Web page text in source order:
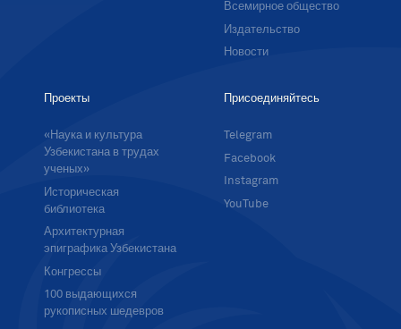
Всемирное общество
Издательство
Новости
Проекты
«Наука и культура
Узбекистана в трудах
ученых»
Историческая
библиотека
Архитектурная
эпиграфика Узбекистана
Конгрессы
100 выдающихся
рукописных шедевров
Присоединяйтесь
Telegram
Facebook
Instagram
YouTube